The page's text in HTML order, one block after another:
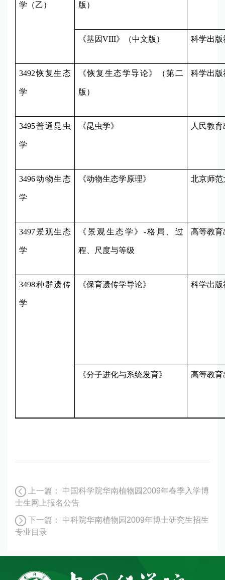
学（乙） 版）
《基因VIII》（中文版） 科学出版
3492恢复生态
学
《恢复生态学导论》（第二
版）
科学出版
3495普通昆虫
学
《昆虫学》 人民教
3496动物生态
学
《动物生态学原理》 北京师
3497景观生态
学
《景观生态学》 -格局、过
程、尺度与等级
高等教育
3498种群遗传
学
《保育遗传学导论》 科学出版
《分子进化与系统发育》 高等教育
上一篇：
中国科学院华南植物园2009年春季入学博
士生网上报名公告
下一篇：
中科院华南植物园2009年博士研究生招生
专业目录